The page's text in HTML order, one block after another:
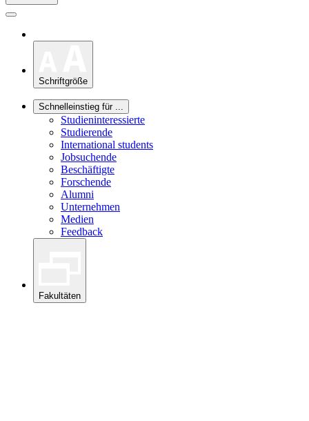
Schriftgröße
Schnelleinstieg für ...
Studieninteressierte
Studierende
International students
Jobsuchende
Beschäftigte
Forschende
Alumni
Unternehmen
Medien
Feedback
Fakultäten